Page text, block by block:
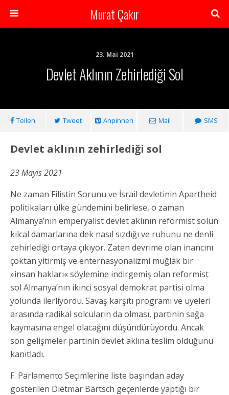
Murat Çakır
23. Mai 2021
Devlet Aklının Zehirlediği Sol
Teilen Tweet Anpinnen Mail SMS
Devlet aklının zehirlediği sol
23 Mayıs 2021
Ne zaman Filistin Sorunu ve İsrail devletinin Apartheid
politikaları ülke gündemini belirlese, o zaman
Almanya’nın emperyalist devlet aklının reformist solun
kılcal damarlarına dek nasıl sızdığı ve ruhunu ne denli
zehirlediği ortaya çıkıyor. Zaten devrime olan inancını
çoktan yitirmiş ve enternasyonalizmi muğlak bir
»insan hakları« söylemine indirgemiş olan reformist
sol Almanya’nın ikinci sosyal demokrat partisi olma
yolunda ilerliyordu. Savaş karşıtı programı ve üyeleri
arasında radikal solcuların da olması, partinin sağa
kaymasına engel olacağını düşündürüyordu. Ancak
son gelişmeler partinin devlet aklına teslim olduğunu
kanıtladı.
F. Parlamento Seçimlerine liste başından aday
gösterilen Dietmar Bartsch geçenlerde yaptığı bir